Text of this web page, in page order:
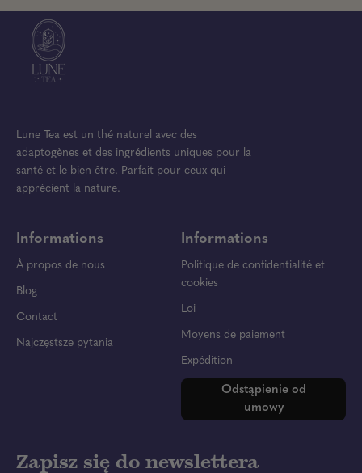
Lune Tea est un thé naturel avec des
adaptogènes et des ingrédients uniques pour la
santé et le bien-être. Parfait pour ceux qui
apprécient la nature.
Informations
À propos de nous
Blog
Contact
Najczęstsze pytania
Informations
Politique de confidentialité et
cookies
Loi
Moyens de paiement
Expédition
Odstąpienie od
umowy
Zapisz się do newslettera